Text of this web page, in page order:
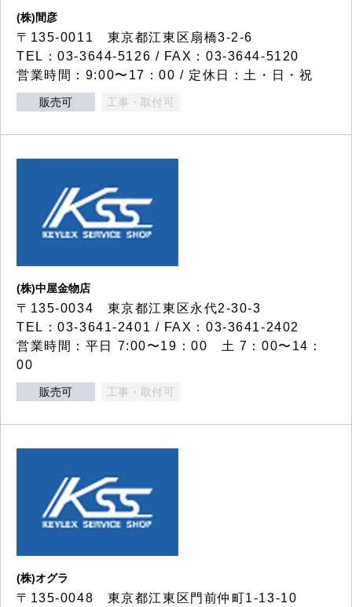
(株)間彦
〒135-0011 東京都江東区扇橋3-2-6
TEL：03-3644-5126 / FAX：03-3644-5120
営業時間：9:00〜17：00 / 定休日：土・日・祝
販売可 工事・取付可
(株)中屋金物店
〒135-0034 東京都江東区永代2-30-3
TEL：03-3641-2401 / FAX：03-3641-2402
営業時間：平日 7:00〜19：00 土 7：00〜14：
00
販売可 工事・取付可
(株)オグラ
〒135-0048 東京都江東区門前仲町1-13-10